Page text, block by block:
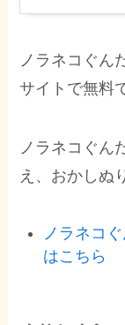
ノラネコぐん
サイトで無料
ノラネコぐん
え、おかしぬ
ノラネコ
はこちら